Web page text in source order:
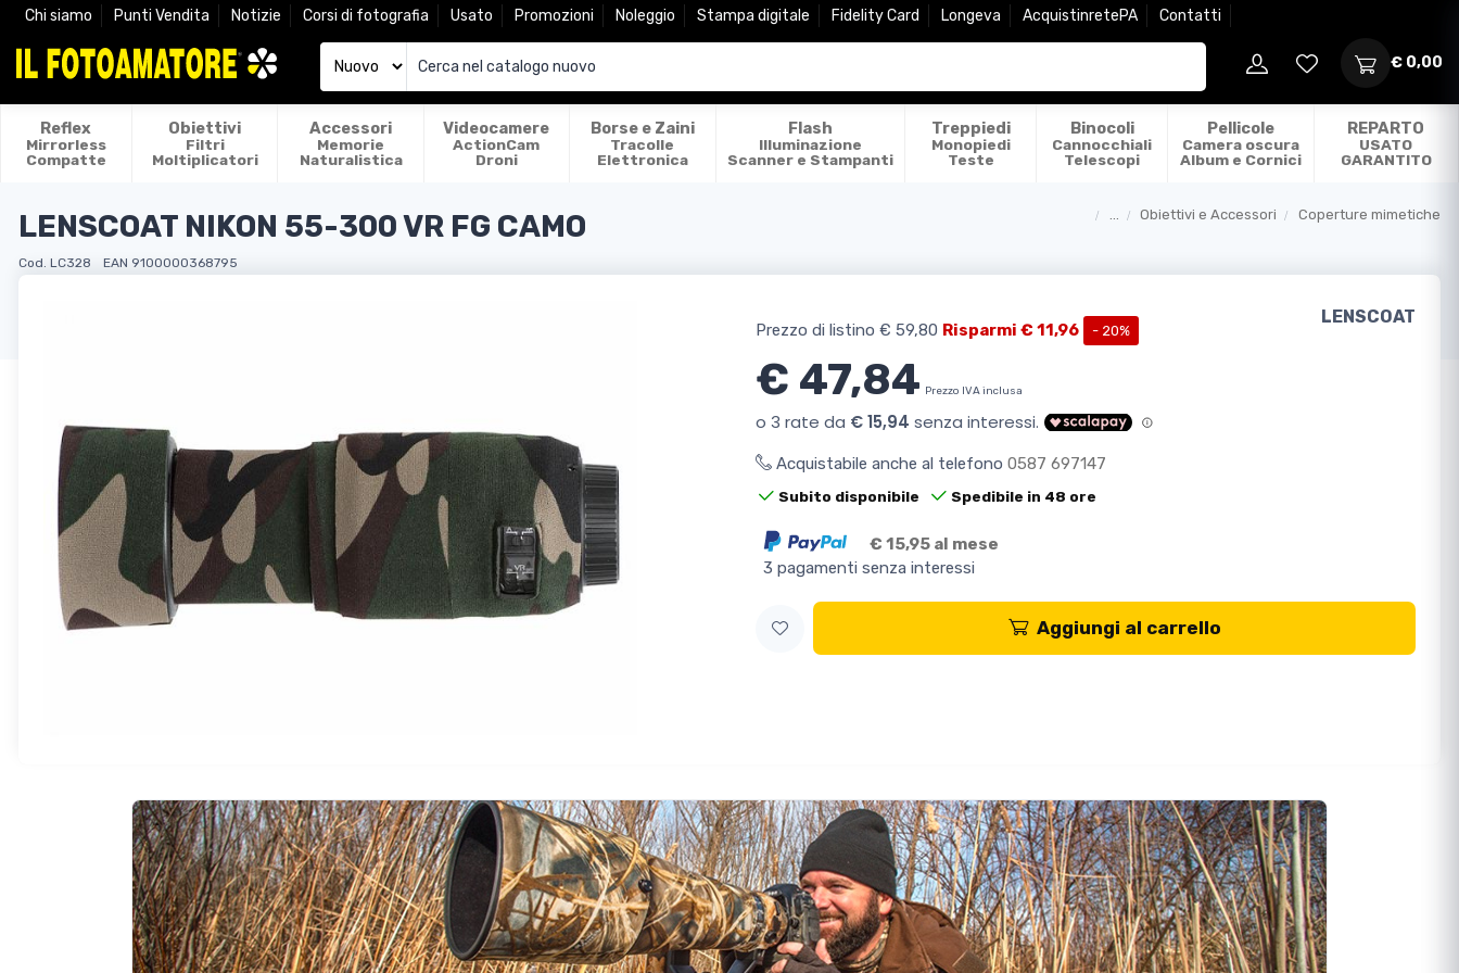
Chi siamo Punti Vendita Notizie Corsi di fotografia Usato Promozioni Noleggio Stampa digitale Fidelity Card Longeva AcquistinretePA Contatti
€ 0,00
Reflex
Mirrorless
Compatte
Obiettivi
Filtri
Moltiplicatori
Accessori
Memorie
Naturalistica
Videocamere
ActionCam
Droni
Borse e Zaini
Tracolle
Elettronica
Flash
Illuminazione
Scanner e Stampanti
Treppiedi
Monopiedi
Teste
Binocoli
Cannocchiali
Telescopi
Pellicole
Camera oscura
Album e Cornici
REPARTO
USATO
GARANTITO
Obiettivi e Accessori Coperture mimetiche
LENSCOAT NIKON 55-300 VR FG CAMO
Cod. LC328 EAN 9100000368795
LENSCOAT
Prezzo di listino € 59,80 Risparmi € 11,96 - 20%
€ 47,84 Prezzo IVA inclusa
Acquistabile anche al telefono 0587 697147
Subito disponibile Spedibile in 48 ore
€ 15,95 al mese
3 pagamenti senza interessi
Aggiungi al carrello